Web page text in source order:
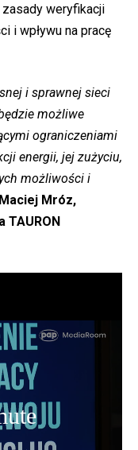
weryfikacji
i wpływu na pracę
i sprawnej sieci
możliwe
ograniczeniami
energii, jej zużyciu,
możliwości i
Maciej Mróz,